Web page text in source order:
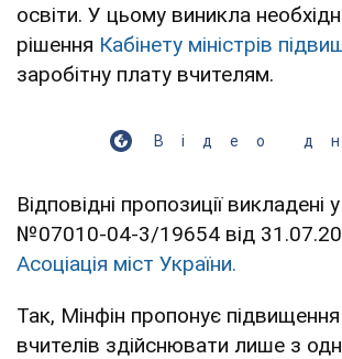
освіти. У цьому виникла
рішення Кабінету міністрів
заробітну плату вчителям.
Відео
Відповідні пропозиції викладені у
№07010-04-3/19654 від
Асоціація міст України.
Так, Мінфін пропонує
вчителів здійснювати лише з